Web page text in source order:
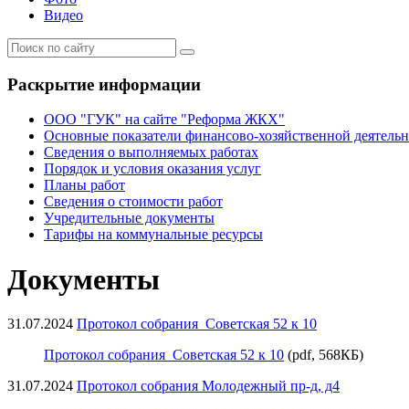
Видео
Раскрытие информации
ООО "ГУК" на сайте "Реформа ЖКХ"
Основные показатели финансово-хозяйственной
Сведения о выполняемых работах
Порядок и условия оказания услуг
Планы работ
Сведения о стоимости работ
Учредительные документы
Тарифы на коммунальные ресурсы
Документы
31.07.2024 Протокол собрания_Советская 52 к 10
Протокол собрания_Советская 52 к 10 (pdf, 568КБ)
31.07.2024 Протокол собрания Молодежный пр-д, д4